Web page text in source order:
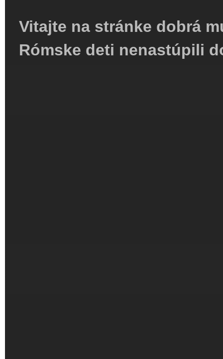
Vitajte na stránke dobrá
Rómske deti nenastúpili